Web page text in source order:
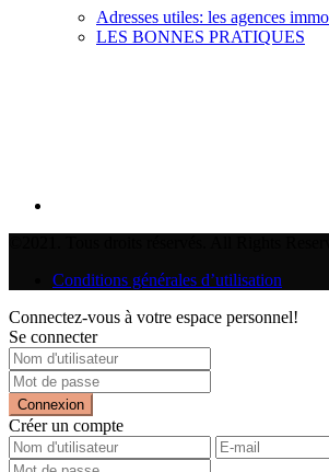
Adresses utiles: les agences
LES BONNES PRATIQUES
Conditions générales d’utilisation
Connectez-vous à votre espace personnel!
Se connecter
Connexion
Créer un compte